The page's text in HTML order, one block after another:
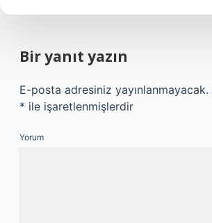
Bir yanıt yazın
E-posta adresiniz yayınlanmayacak.
* ile işaretlenmişlerdir
Yorum